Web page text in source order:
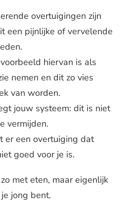
overtuigingen zijn
een pijnlijke of vervelende
hiervan is als
nemen en dit zo vies
van worden.
jouw systeem: dit is niet
vermijden.
er een overtuiging dat
goed voor je is.
met eten, maar eigenlijk
jong bent.